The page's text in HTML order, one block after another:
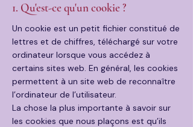
1. Qu'est-ce qu'un cookie ?
Un cookie est un petit fichier constitué de
lettres et de chiffres, téléchargé sur votre
ordinateur lorsque vous accédez à
certains sites web. En général, les cookies
permettent à un site web de reconnaître
l’ordinateur de l’utilisateur.
La chose la plus importante à savoir sur
les cookies que nous plaçons est qu’ils